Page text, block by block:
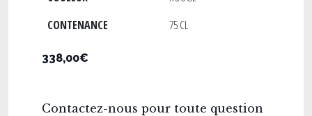
CONTENANCE
75 CL
338,00€
Contactez-nous pour toute question